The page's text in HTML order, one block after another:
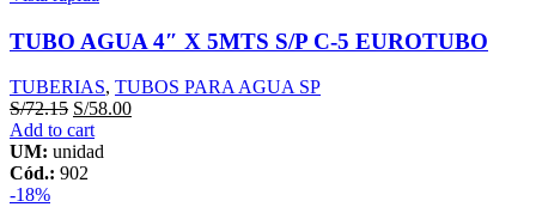
TUBO AGUA 4″ X 5MTS S/P C-5 EUROTUBO
TUBERIAS, TUBOS PARA AGUA SP
S/72.15 S/58.00
Add to cart
UM: unidad
Cód.: 902
-18%